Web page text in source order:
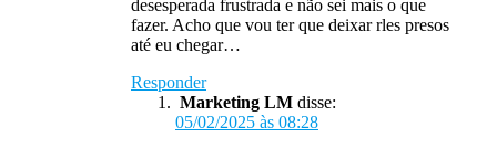
desesperada frustrada e não sei mais o que
fazer. Acho que vou ter que deixar rles presos
até eu chegar…
Responder
Marketing LM disse:
05/02/2025 às 08:28